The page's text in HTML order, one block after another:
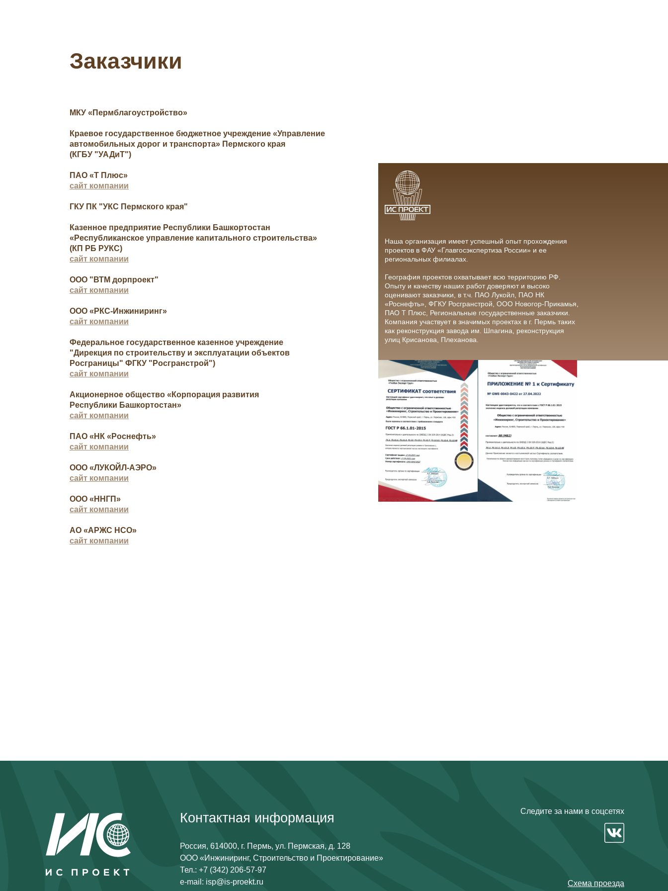
Заказчики
Наша организация имеет успешный опыт прохождения
проектов в ФАУ «Главгосэкспертиза России» и ее
региональных филиалах.
География проектов охватывает всю территорию РФ.
Опыту и качеству наших работ доверяют и высоко
оценивают заказчики, в т.ч. ПАО Лукойл, ПАО НК
«Роснефть», ФГКУ Росгранстрой, ООО Новогор-Прикамья,
ПАО Т Плюс, Региональные государственные заказчики.
Компания участвует в значимых проектах в г. Пермь таких
как реконструкция завода им. Шпагина, реконструкция
улиц Крисанова, Плеханова.
МКУ «Пермблагоустройство»
Краевое государственное бюджетное учреждение «Управление
автомобильных дорог и транспорта» Пермского края
(КГБУ "УАДиТ")
ПАО «Т Плюс»
сайт компании
ГКУ ПК "УКС Пермского края"
Казенное предприятие Республики Башкортостан
«Республиканское управление капитального строительства»
(КП РБ РУКС)
сайт компании
ООО "ВТМ дорпроект"
сайт компании
ООО «РКС-Инжиниринг»
сайт компании
Федеральное государственное казенное учреждение
"Дирекция по строительству и эксплуатации объектов
Росграницы" ФГКУ "Росгранстрой")
сайт компании
Акционерное общество «Корпорация развития
Республики Башкортостан»
сайт компании
ПАО «НК «Роснефть»
сайт компании
ООО «ЛУКОЙЛ-АЭРО»
сайт компании
ООО «ННГП»
сайт компании
АО «АРЖС НСО»
сайт компании
Следите за нами в соцсетях
Схема проезда
Россия, 614000, г. Пермь, ул. Пермская, д. 128
ООО «Инжиниринг, Строительство и Проектирование»
Тел.: +7 (342) 206-57-97
e-mail: isp@is-proekt.ru
Контактная информация